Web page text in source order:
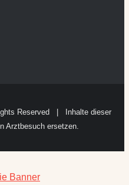
Reserved | Inhalte dieser
Arztbesuch ersetzen.
Banner